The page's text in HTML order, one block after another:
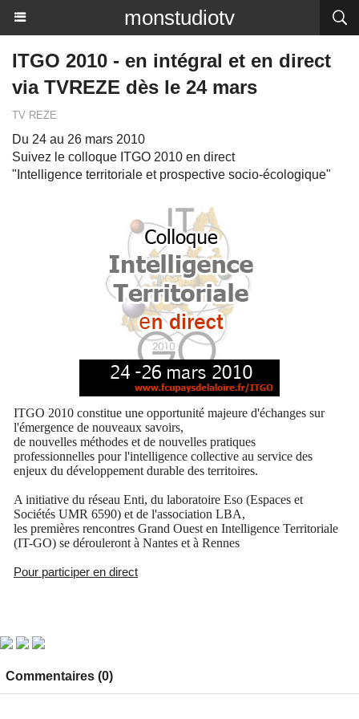
monstudiotv
ITGO 2010 - en intégral et en direct
via TVREZE dès le 24 mars
TV REZE
Du 24 au 26 mars 2010
Suivez le colloque ITGO 2010 en direct
"Intelligence territoriale et prospective socio-écologique"
ITGO 2010 constitue une opportunité majeure d'échanges sur
l'émergence de nouveaux savoirs,
de nouvelles méthodes et de nouvelles pratiques
professionnelles pour l'intelligence collective au service des
enjeux du développement durable des territoires.
A initiative du réseau Enti, du laboratoire Eso (Espaces et
Sociétés UMR 6590) et de l'association LBA,
les premières rencontres Grand Ouest en Intelligence Territoriale
(IT-GO) se dérouleront à Nantes et à Rennes
Pour participer en direct
Commentaires (0)